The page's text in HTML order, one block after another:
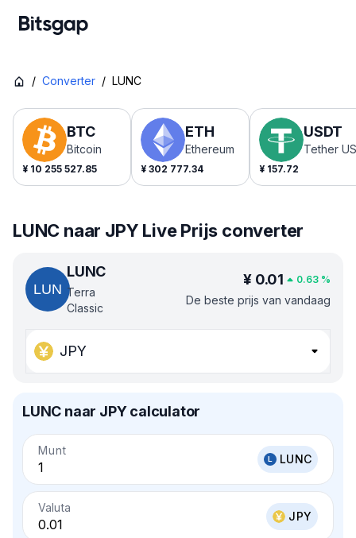
/ Converter / LUNC
BTC
Bitcoin
¥ 10 255 527.85
ETH
Ethereum
¥ 302 777.34
USDT
Tether
¥ 157.72
LUNC naar JPY Live Prijs converter
LUNC
Terra
Classic
¥ 0.01 0.63 %
De beste prijs van vandaag
JPY
LUNC naar JPY calculator
Munt
LUNC
Valuta
JPY